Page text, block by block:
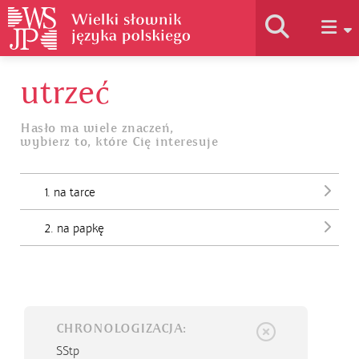
Jak korzystać
utrzeć
Hasło ma wiele znaczeń,
wybierz to, które Cię interesuje
1. na tarce
2. na papkę
CHRONOLOGIZACJA:
SStp